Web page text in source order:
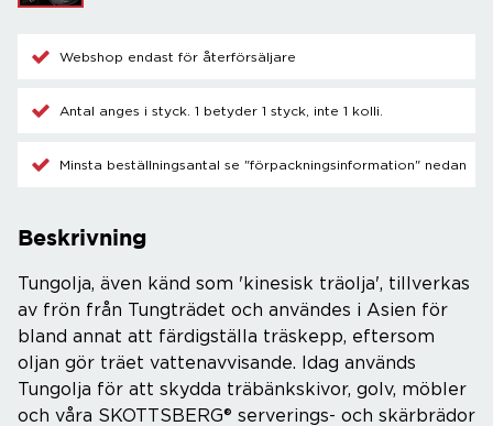
Webshop endast för återförsäljare
Antal anges i styck. 1 betyder 1 styck, inte 1 kolli.
Minsta beställningsantal se "förpackningsinformation" nedan
Beskrivning
Tungolja, även känd som 'kinesisk träolja', tillverkas
av frön från Tungträdet och användes i Asien för
bland annat att färdigställa träskepp, eftersom
oljan gör träet vattenavvisande. Idag används
Tungolja för att skydda träbänkskivor, golv, möbler
och våra SKOTTSBERG® serverings- och skärbrädor